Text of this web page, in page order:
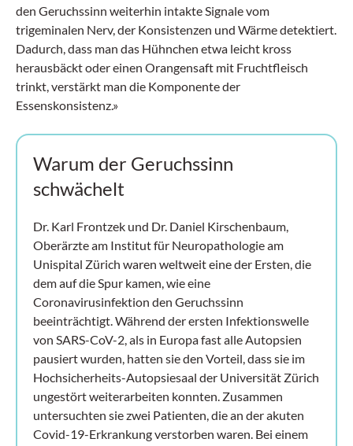
den Geruchssinn weiterhin intakte Signale vom
trigeminalen Nerv, der Konsistenzen und Wärme detektiert.
Dadurch, dass man das Hühnchen etwa leicht kross
herausbäckt oder einen Orangensaft mit Fruchtfleisch
trinkt, verstärkt man die Komponente der
Essenskonsistenz.»
Warum der Geruchssinn
schwächelt
Dr. Karl Frontzek und Dr. Daniel Kirschenbaum,
Oberärzte am Institut für Neuropathologie am
Unispital Zürich waren weltweit eine der Ersten, die
dem auf die Spur kamen, wie eine
Coronavirusinfektion den Geruchssinn
beeinträchtigt. Während der ersten Infektionswelle
von SARS-CoV-2, als in Europa fast alle Autopsien
pausiert wurden, hatten sie den Vorteil, dass sie im
Hochsicherheits-Autopsiesaal der Universität Zürich
ungestört weiterarbeiten konnten. Zusammen
untersuchten sie zwei Patienten, die an der akuten
Covid-19-Erkrankung verstorben waren. Bei einem